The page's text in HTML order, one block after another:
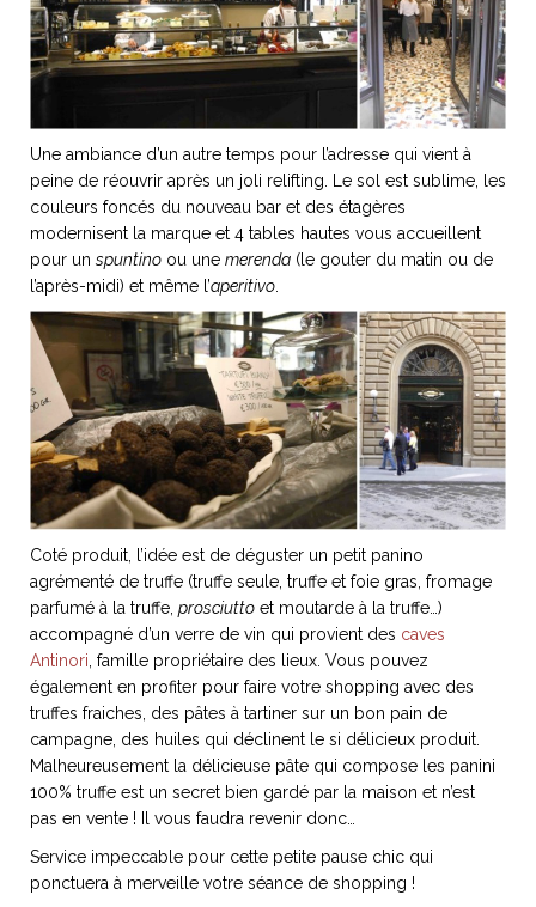
de tous les
superlatifs
du
ART DE VIVRE ITALIEN
Notre palette
Virtuosa Venezia
ART ET DESIGN
Une ambiance d’un autre temps pour l’adresse qui vient à
peine de réouvrir après un joli relifting. Le sol est sublime, les
couleurs foncés du nouveau bar et des étagères
modernisent la marque et 4 tables hautes vous accueillent
pour un spuntino ou une merenda (le gouter du matin ou de
l’après-midi) et même l’aperitivo
Coté produit, l’idée est de déguster un petit panino
agrémenté de truffe (truffe seule, truffe et foie gras, fromage
parfumé à la truffe, prosciutto et moutarde à la truffe…)
accompagné d’un verre de vin qui provient des caves
Antinori, famille propriétaire des lieux. Vous pouvez
également en profiter pour faire votre shopping avec des
truffes fraiches, des pâtes à tartiner sur un bon pain de
campagne, des huiles qui déclinent le si délicieux produit.
Malheureusement la délicieuse pâte qui compose les panini
100% truffe est un secret bien gardé par la maison et n’est
pas en vente ! Il vous faudra revenir donc…
Service impeccable pour cette petite pause chic qui
ponctuera à merveille votre séance de shopping !